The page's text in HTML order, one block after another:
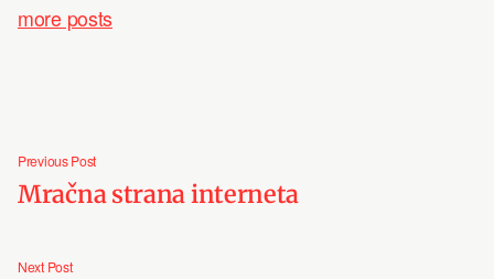
more posts
Post
navigation
Previous PostPrevious
post:
Mračna strana interneta
Next PostNext